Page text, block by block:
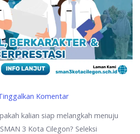
Komentar
kalian siap melangkah menuju
3 Kota Cilegon? Seleksi